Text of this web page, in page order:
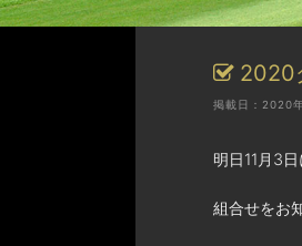
2020
掲載日：2020
明日11月3
組合せをお